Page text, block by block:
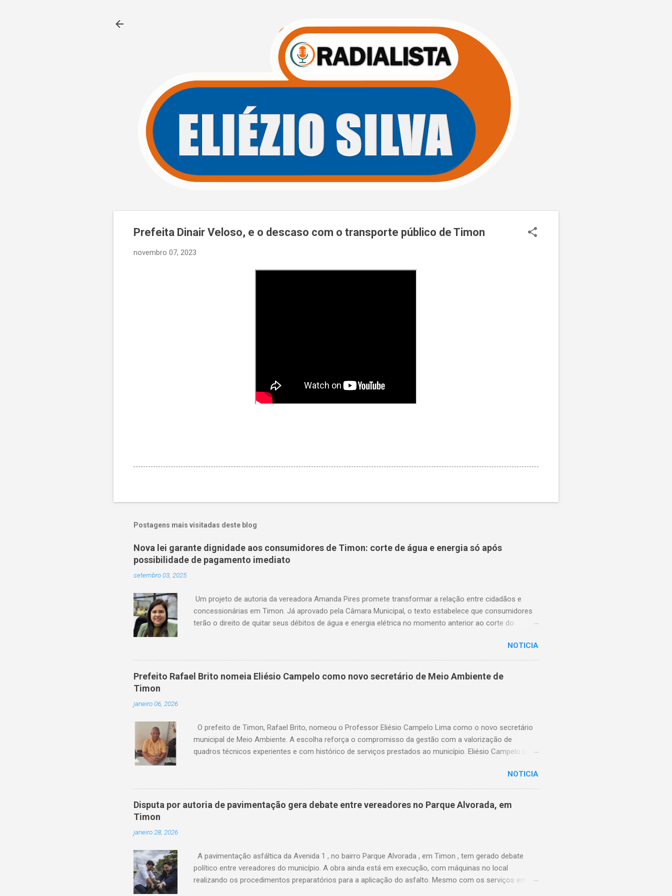
Prefeita Dinair Veloso, e o descaso com o transporte público de Timon
novembro 07, 2023
Postagens mais visitadas deste blog
Nova lei garante dignidade aos consumidores de Timon: corte de água e energia só após
possibilidade de pagamento imediato
setembro 03, 2025
Um projeto de autoria da vereadora Amanda Pires promete transformar a relação entre cidadãos e
concessionárias em Timon. Já aprovado pela Câmara Municipal, o texto estabelece que consumidores
terão o direito de quitar seus débitos de água e energia elétrica no momento anterior ao corte do
de atraso. A medida chega em um momento em que milhares de timonenses enfrentam dificuldades
financeiras e, muitas vezes, veem-se surpreendidos pelo corte abrupto do fornecimento. A nova lei,
agora aguardando a sanção do prefeito, representa um avanço significativo na proteção dos usuários.
“Os usuários dos serviços de água e luz ganharam uma nova ferramenta, possibilitando, no momento
NOTICIA
Prefeito Rafael Brito nomeia Eliésio Campelo como novo secretário de Meio Ambiente de
Timon
janeiro 06, 2026
O prefeito de Timon, Rafael Brito, nomeou o Professor Eliésio Campelo Lima como o novo secretário
municipal de Meio Ambiente. A escolha reforça o compromisso da gestão com a valorização de
quadros técnicos experientes e com histórico de serviços prestados ao município. Eliésio Campelo Lima
de sua carreira, ocupou cargos estratégicos tanto no Maranhão quanto no Piauí, sempre com atuação
reconhecida pela capacidade administrativa e pelo diálogo institucional. Entre as funções exercidas,
destaca-se o período em que foi gestor da Unidade Regional de Educação (URE) de Timon, quando
esteve à frente da coordenação das políticas educacionais estaduais na região, contribuindo para a
NOTICIA
Disputa por autoria de pavimentação gera debate entre vereadores no Parque Alvorada, em
Timon
janeiro 28, 2026
A pavimentação asfáltica da Avenida 1 , no bairro Parque Alvorada , em Timon , tem gerado debate
político entre vereadores do município. A obra ainda está em execução, com máquinas no local
realizando os procedimentos preparatórios para a aplicação do asfalto. Mesmo com os serviços em